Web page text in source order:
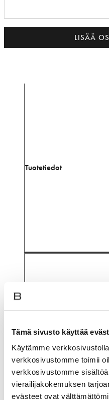
Tämä sivusto käyttää
Käytämme
verkkosivustomme toimii
verkkosivustomme
vierailijakokemuksen
evästeet ovat
LISÄÄ
Tuotetiedot